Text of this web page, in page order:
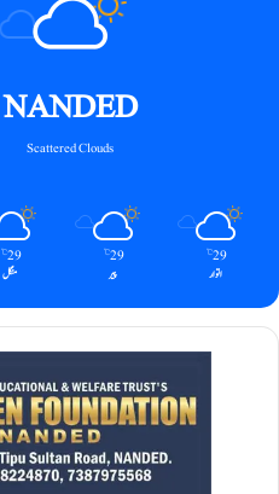
NANDED
Scattered Clouds
29
℃
اتوار
29
℃
پیر
29
℃
منگل